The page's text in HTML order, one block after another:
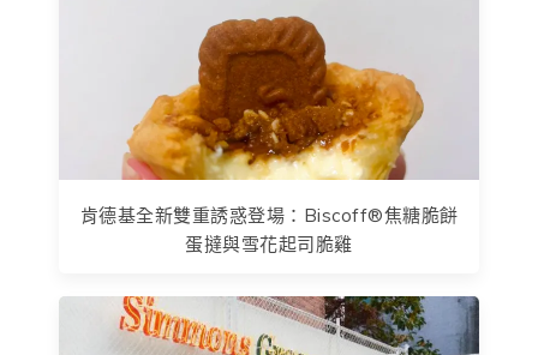
肯德基全新雙重誘惑登場：Biscoff®焦糖脆餅
蛋撻與雪花起司脆雞